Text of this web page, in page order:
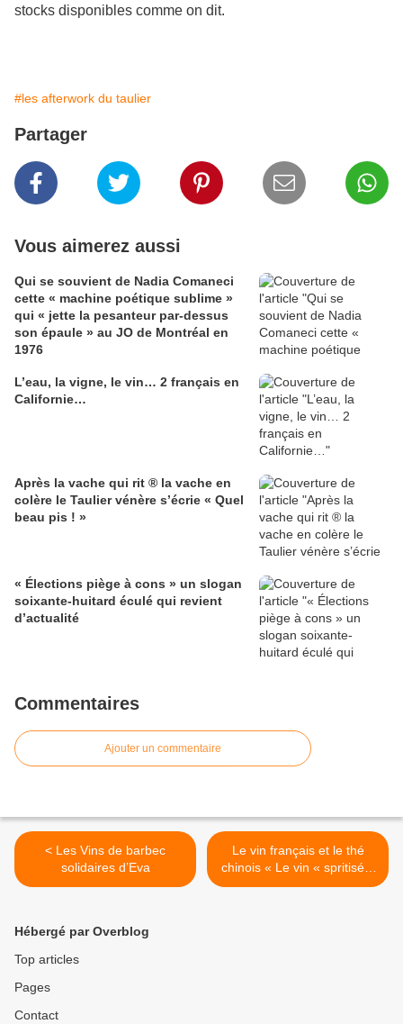
stocks disponibles comme on dit.
#les afterwork du taulier
Partager
Vous aimerez aussi
Qui se souvient de Nadia Comaneci
cette « machine poétique sublime »
qui « jette la pesanteur par-dessus
son épaule » au JO de Montréal en
1976
L’eau, la vigne, le vin… 2 français en
Californie…
Après la vache qui rit ® la vache en
colère le Taulier vénère s’écrie « Quel
beau pis ! »
« Élections piège à cons » un slogan
soixante-huitard éculé qui revient
d’actualité
Commentaires
Ajouter un commentaire
< Les Vins de barbec
solidaires d’Eva
Le vin français et le thé
chinois « Le vin « spritisé »
serait-il alors le fruit du
Hébergé par Overblog
Top articles
Pages
Contact